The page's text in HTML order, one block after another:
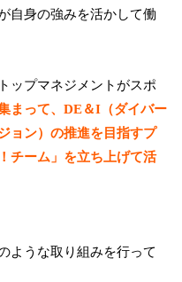
自身の強みを活かして働
ップマネジメントがスポ
まって、DE＆I（ダイバー
ョン）の推進を目指すプ
チーム」を立ち上げて活
ような取り組みを行って